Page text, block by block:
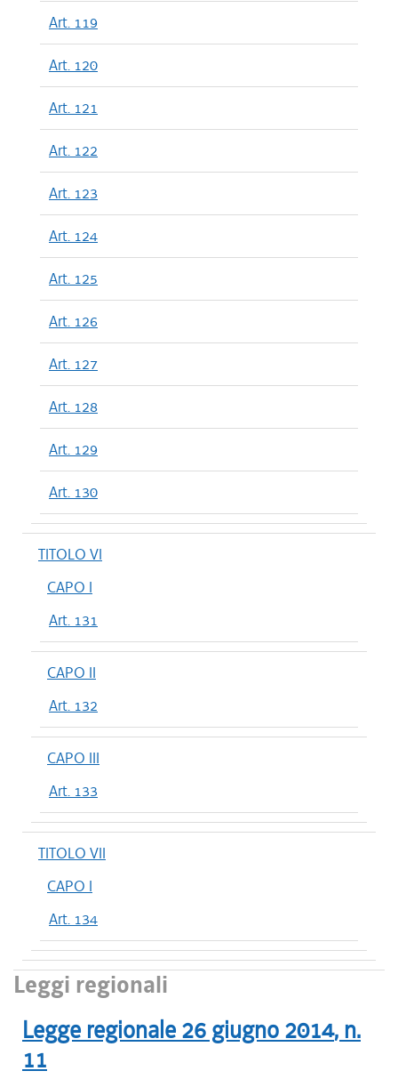
Art. 119
Art. 120
Art. 121
Art. 122
Art. 123
Art. 124
Art. 125
Art. 126
Art. 127
Art. 128
Art. 129
Art. 130
TITOLO VI
CAPO I
Art. 131
CAPO II
Art. 132
CAPO III
Art. 133
TITOLO VII
CAPO I
Art. 134
Leggi regionali
Legge regionale 26 giugno 2014, n.
11